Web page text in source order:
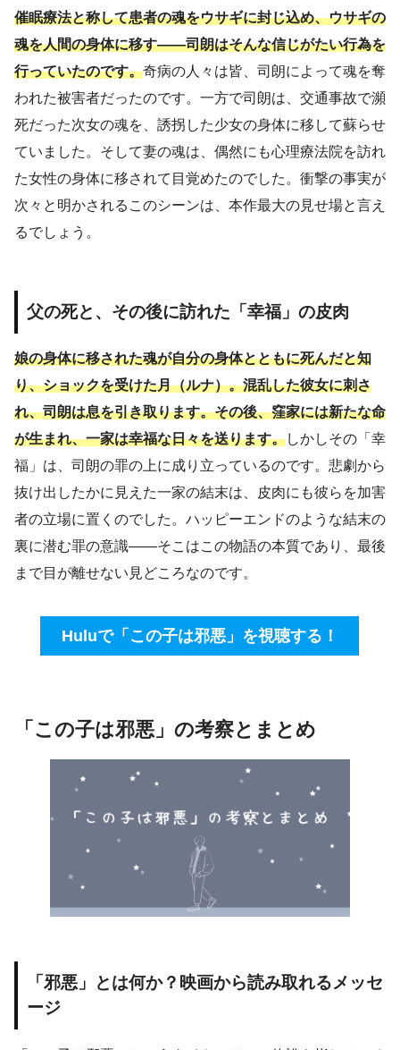
催眠療法と称して患者の魂をウサギに封じ込め、ウサギの
魂を人間の身体に移す――司朗はそんな信じがたい行為を
行っていたのです。奇病の人々は皆、司朗によって魂を奪
われた被害者だったのです。一方で司朗は、交通事故で瀕
死だった次女の魂を、誘拐した少女の身体に移して蘇らせ
ていました。そして妻の魂は、偶然にも心理療法院を訪れ
た女性の身体に移されて目覚めたのでした。衝撃の事実が
次々と明かされるこのシーンは、本作最大の見せ場と言え
るでしょう。
父の死と、その後に訪れた「幸福」の皮肉
娘の身体に移された魂が自分の身体とともに死んだと知
り、ショックを受けた月（ルナ）。混乱した彼女に刺さ
れ、司朗は息を引き取ります。その後、窪家には新たな命
が生まれ、一家は幸福な日々を送ります。しかしその「幸
福」は、司朗の罪の上に成り立っているのです。悲劇から
抜け出したかに見えた一家の結末は、皮肉にも彼らを加害
者の立場に置くのでした。ハッピーエンドのような結末の
裏に潜む罪の意識――そこはこの物語の本質であり、最後
まで目が離せない見どころなのです。
Huluで「この子は邪悪」を視聴する！
「この子は邪悪」の考察とまとめ
「邪悪」とは何か？映画から読み取れるメッセ
ージ